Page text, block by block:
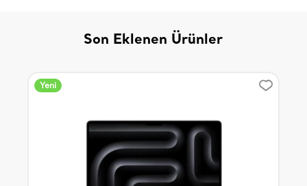
Son Eklenen Ürünler
Yeni